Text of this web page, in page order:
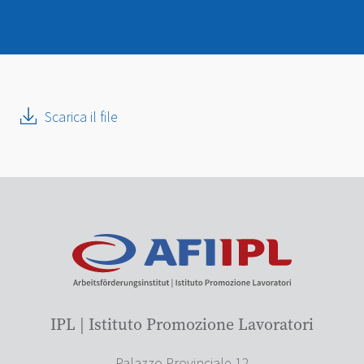
Scarica il file
IPL | Istituto Promozione Lavoratori